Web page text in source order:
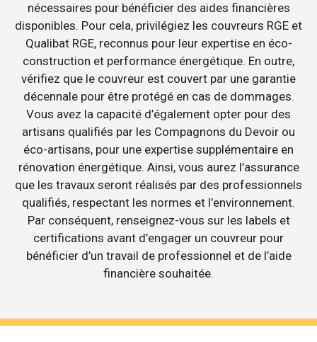
nécessaires pour bénéficier des aides financières
disponibles. Pour cela, privilégiez les couvreurs RGE et
Qualibat RGE, reconnus pour leur expertise en éco-
construction et performance énergétique. En outre,
vérifiez que le couvreur est couvert par une garantie
décennale pour être protégé en cas de dommages.
Vous avez la capacité d’également opter pour des
artisans qualifiés par les Compagnons du Devoir ou
éco-artisans, pour une expertise supplémentaire en
rénovation énergétique. Ainsi, vous aurez l’assurance
que les travaux seront réalisés par des professionnels
qualifiés, respectant les normes et l’environnement.
Par conséquent, renseignez-vous sur les labels et
certifications avant d’engager un couvreur pour
bénéficier d’un travail de professionnel et de l’aide
financière souhaitée.